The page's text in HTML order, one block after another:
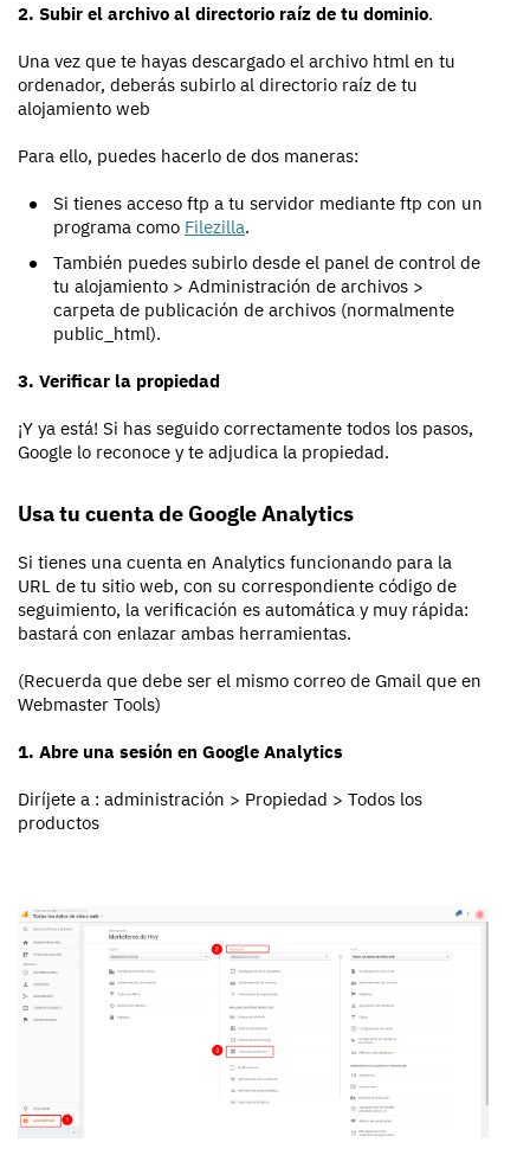
2. Subir el archivo al directorio raíz de tu dominio.
Una vez que te hayas descargado el archivo html en tu
ordenador, deberás subirlo al directorio raíz de tu
alojamiento web
Para ello, puedes hacerlo de dos maneras:
Si tienes acceso ftp a tu servidor mediante ftp con un
programa como Filezilla.
También puedes subirlo desde el panel de control de
tu alojamiento > Administración de archivos >
carpeta de publicación de archivos (normalmente
public_html).
3. Verificar la propiedad
¡Y ya está! Si has seguido correctamente todos los pasos,
Google lo reconoce y te adjudica la propiedad.
Usa tu cuenta de Google Analytics
Si tienes una cuenta en Analytics funcionando para la
URL de tu sitio web, con su correspondiente código de
seguimiento, la verificación es automática y muy rápida:
bastará con enlazar ambas herramientas.
(Recuerda que debe ser el mismo correo de Gmail que en
Webmaster Tools)
1. Abre una sesión en Google Analytics
Diríjete a : administración > Propiedad > Todos los
productos